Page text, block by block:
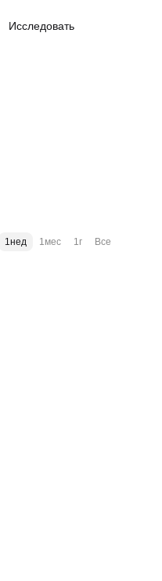
Исследовать
1нед 1мес 1г Все